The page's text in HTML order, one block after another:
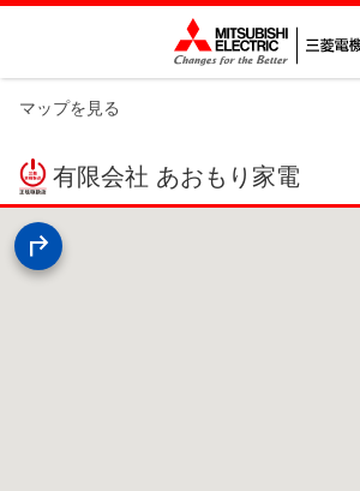
マップを見る
有限会社 あおもり家電